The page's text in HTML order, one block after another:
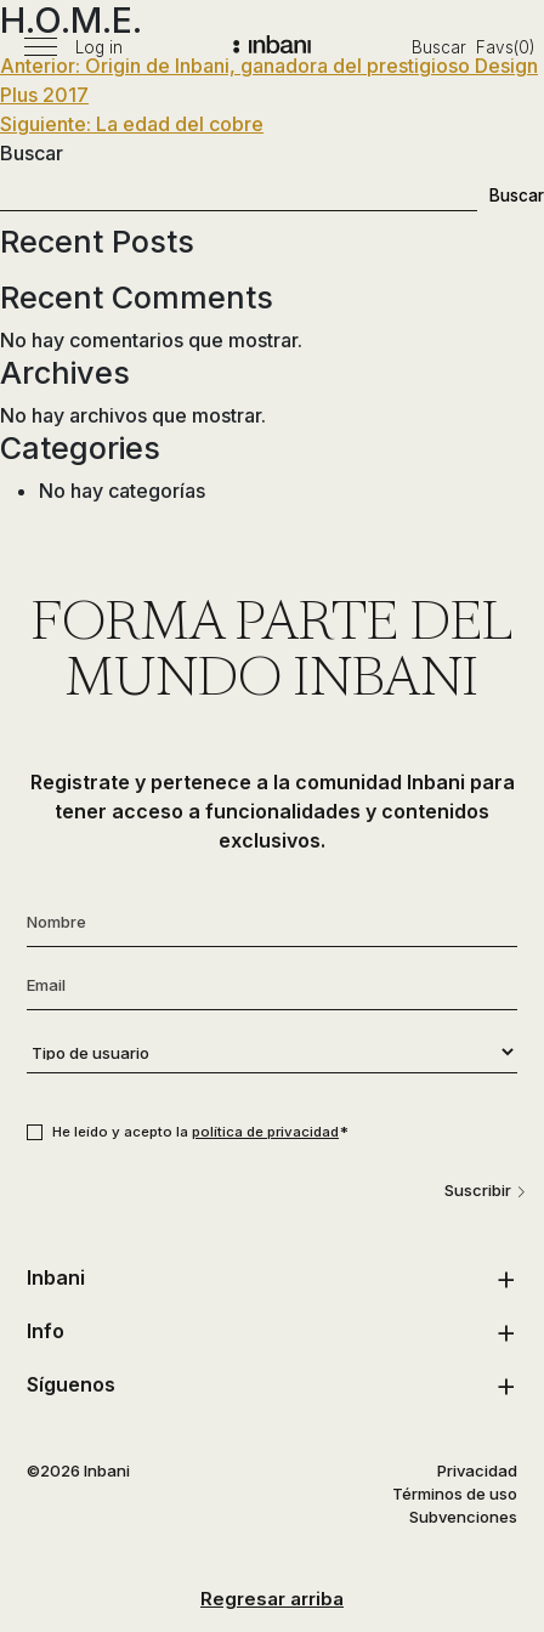
Pasar
contenido
Vanguardia
diseño
siguiendo
nuevos
materiales
en
accesorios…
Menú
principal
Log in Buscar Favs(0)
H.O.M.E.
Navegación
de
entradas
Anterior: Origin de Inbani, ganadora del prestigioso Design
Plus 2017
Siguiente: La edad del cobre
Buscar
Buscar
Recent Posts
Recent Comments
No hay comentarios que mostrar.
Archives
No hay archivos que mostrar.
Categories
No hay categorías
FORMA PARTE DEL
MUNDO INBANI
Registrate y pertenece a la comunidad Inbani para
tener acceso a funcionalidades y contenidos
exclusivos.
Nombre
Email
Tipo
de
He leído y acepto la política de privacidad*
Suscribir
Inbani
Info
Síguenos
©2026 Inbani
Privacidad
Términos de uso
Subvenciones
Regresar arriba